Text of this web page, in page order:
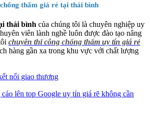
thấm giá rẻ tại thái bình
thái bình của chúng tôi là chuyên nghiệp uy
viên lành nghề luôn được đào tạo nâng
chuyên thi công chống thấm uy tín giá rẻ
hàng gần xa trong khu vực với chất lượng
nối giao thương
cáo lên top Google uy tín giá rẽ không cần